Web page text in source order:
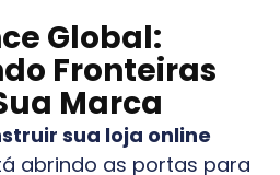
Global:
Fronteiras
Marca
sua loja online
abrindo as portas para